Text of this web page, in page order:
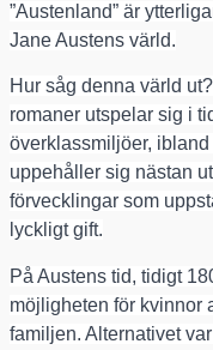
”Austenland” är
Jane Austens värld.
Hur såg denna värld
romaner utspelar sig i
överklassmiljöer,
uppehåller sig nästan
förvecklingar som
lyckligt gift.
På Austens tid, tidigt
möjligheten för kvinnor
familjen. Alternativet